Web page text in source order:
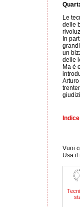
Le
delle
In
un
delle
Ma è
Indice
Vuoi
Usa il